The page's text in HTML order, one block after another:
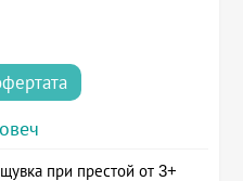
при престой от 3+